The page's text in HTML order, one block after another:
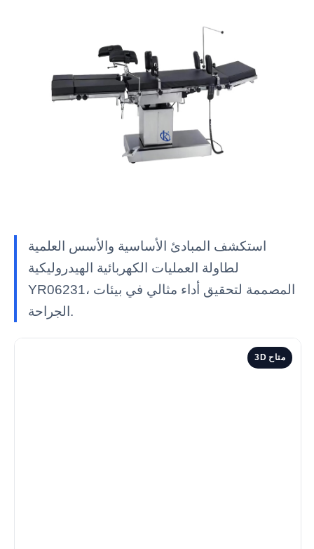
استكشف المبادئ الأساسية والأسس العلمية
لطاولة العمليات الكهربائية الهيدروليكية
YR06231، المصممة لتحقيق أداء مثالي في بيئات
الجراحة.
3D متاح